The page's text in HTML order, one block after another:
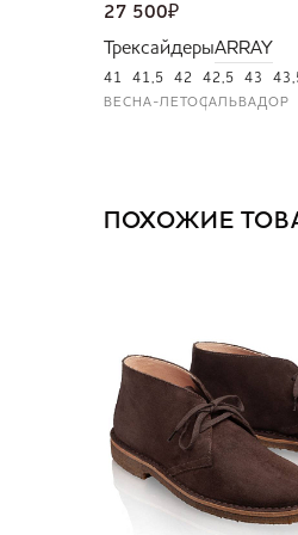
27 500₽
ТрексайдерыARRAY
41 41,5 42 42,5 43
ВЕСНА-ЛЕТОСАЛЬВАДОР
ПОХОЖИЕ